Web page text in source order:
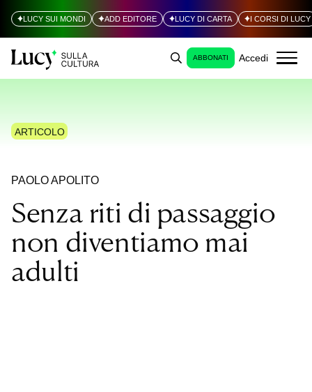
LUCY SUI MONDI ADD EDITORE LUCY DI CARTA I CORSI DI LUCY
ABBONATI Accedi
ARTICOLO
PAOLO APOLITO
Senza riti di passaggio
non diventiamo mai
adulti